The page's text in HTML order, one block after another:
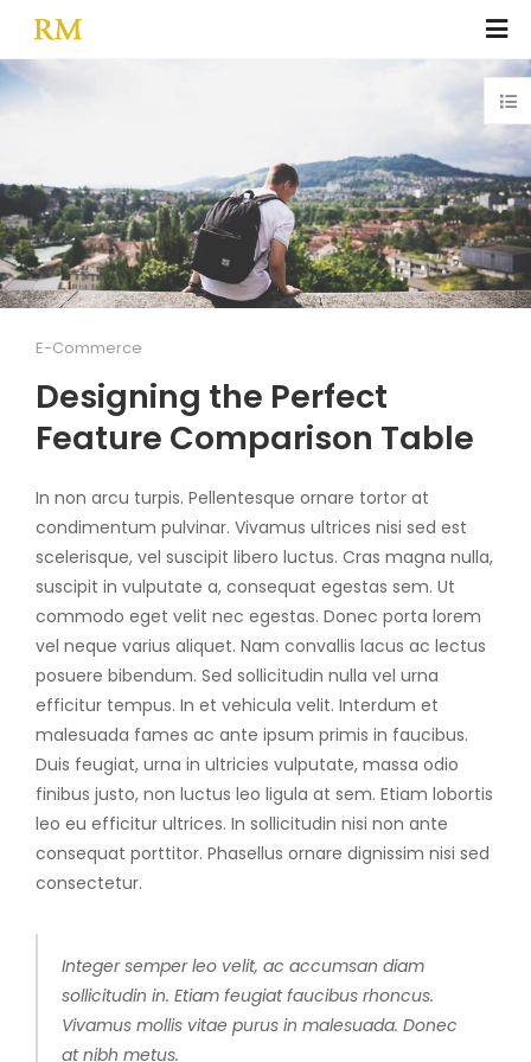
E-Commerce
Designing the Perfect
Feature Comparison Table
In non arcu turpis. Pellentesque ornare tortor at
condimentum pulvinar. Vivamus ultrices nisi sed est
scelerisque, vel suscipit libero luctus. Cras magna nulla,
suscipit in vulputate a, consequat egestas sem. Ut
commodo eget velit nec egestas. Donec porta lorem
vel neque varius aliquet. Nam convallis lacus ac lectus
posuere bibendum. Sed sollicitudin nulla vel urna
efficitur tempus. In et vehicula velit. Interdum et
malesuada fames ac ante ipsum primis in faucibus.
Duis feugiat, urna in ultricies vulputate, massa odio
finibus justo, non luctus leo ligula at sem. Etiam lobortis
leo eu efficitur ultrices. In sollicitudin nisi non ante
consequat porttitor. Phasellus ornare dignissim nisi sed
consectetur.
Integer semper leo velit, ac accumsan diam
sollicitudin in. Etiam feugiat faucibus rhoncus.
Vivamus mollis vitae purus in malesuada. Donec
at nibh metus.